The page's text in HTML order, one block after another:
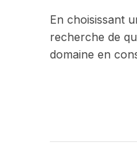
En choisissant
recherche de
domaine en